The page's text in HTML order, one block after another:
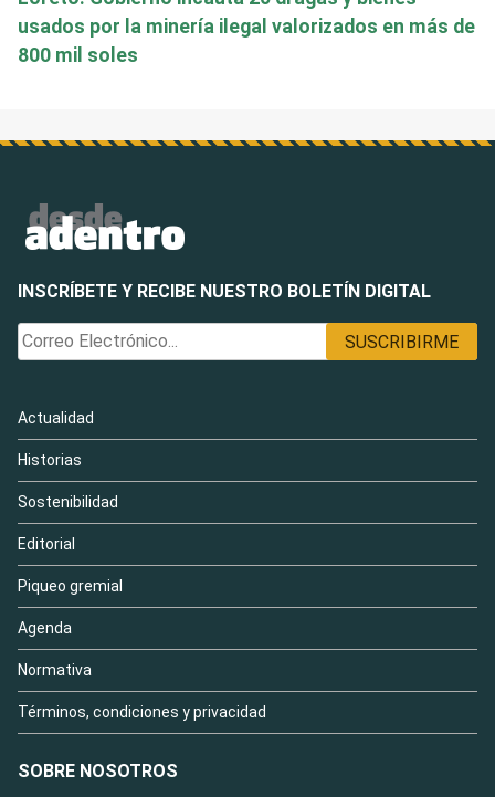
usados por la minería ilegal valorizados en más de
800 mil soles
INSCRÍBETE Y RECIBE NUESTRO BOLETÍN DIGITAL
Actualidad
Historias
Sostenibilidad
Editorial
Piqueo gremial
Agenda
Normativa
Términos, condiciones y privacidad
SOBRE NOSOTROS